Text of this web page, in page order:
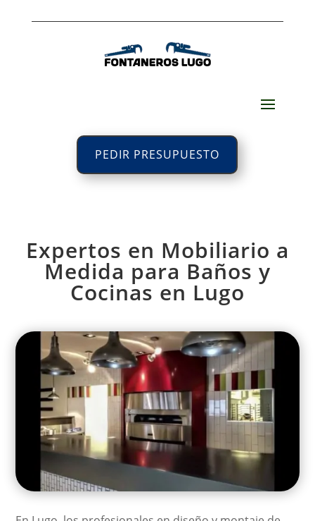
PEDIR PRESUPUESTO
Expertos en Mobiliario a
Medida para Baños y
Cocinas en Lugo